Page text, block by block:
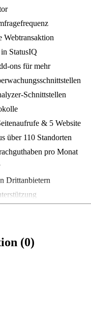
Webtransaktion
StatusIQ
ons für mehr
Schnittstellen
& 5 Website
über 110 Standorten
pro Monat
Drittanbietern
(0)